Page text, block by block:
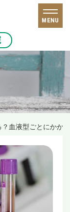
MENU
血液型ごとにかか